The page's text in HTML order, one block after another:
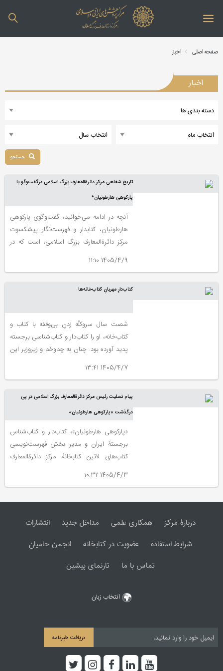
صفحه اصلی اخبار
اخبار
تاریخ شفاهی مرکز دائرةالمعارف بزرگ اسلامی درگفت‌وگو با
پارکوهی هارطونیان*
آنچه در ادامه می‌خوانید، گفت‌وگوی پارکوهی
هارطونیان، کتابدار و فهرست‌نگار پیشکسوت
مرکز دائرة‌المعارف بزرگ اسلامی، است که در
1405/4/9 ۱۱:۱۰
کتاب‌دارِ مهربانِ کتاب‌‎خانه‌ها
شصت سال سروکلّه زدنِ بی‌وقفه با کتاب و
کتاب‌خانه، او را کتاب‌دار و کتاب‌شناسی برجسته
پدید آورده بود. چنان به چم‌‌وخم و زیروزبر این
فهرست‌نگاری یاد بگیرد، حتماً باید نزد او هم
1405/4/7 ۱۳:۴۱
پیام تسلیت رئیس مرکز دائرةالمعارف بزرگ اسلامی در پی
درگذشت «پارکوهی هارطونیان»
«پارکوهی هارطونیان»، کتاب‌دار و کتاب‌شناس
برجستۀ ایران و مدیر بخش فهرست‌نویسی
کتاب‌های لاتین کتابخانۀ مرکز دائرة‌المعارف
1405/4/3 ۱۰:۳۲
دربارۀ مرکز همکاری علمی مداخل جدید
انتشارات
شرایط استفاده
عضویت در کتابخانه
انجمن حامیان
تماس با ما
تارنمای پیشین
انتخاب زبان
دریافت خبرنامه